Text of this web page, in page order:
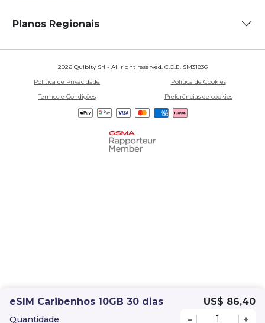
eSIM Caribenhos 10GB 30 dias US$ 86,40
Quantidade – +
Planos Regionais
2026 Quibity Srl - All right reserved. C.O.E. SM31836
Política de Privacidade
Política de Cookies
Termos e Condições
Preferências de cookies